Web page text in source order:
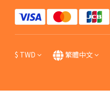
$ TWD 繁體中文